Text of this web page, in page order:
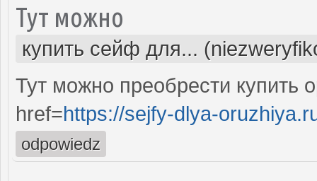
Тут можно
купить сейф для...
Тут можно преобрести купить
href=https://sejfy-dlya-
odpowiedz